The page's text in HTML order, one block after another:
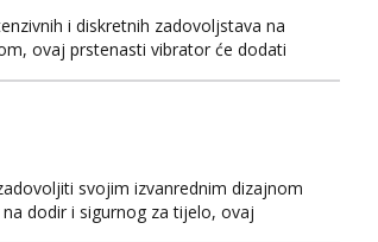
i diskretnih zadovoljstava na
ovaj prstenasti vibrator će dodati
svojim izvanrednim dizajnom
dodir i sigurnog za tijelo, ovaj